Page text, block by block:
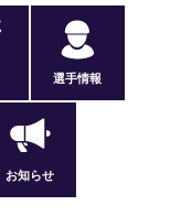
選手情報
お知らせ